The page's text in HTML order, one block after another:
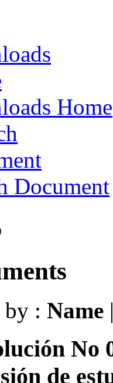
Home
Document
by : Name |